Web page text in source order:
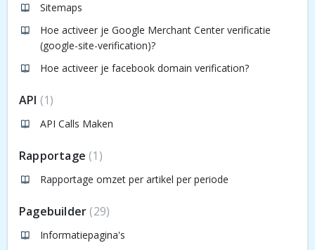
Sitemaps
Hoe activeer je Google Merchant Center verificatie
(google-site-verification)?
Hoe activeer je facebook domain verification?
API 1
API Calls Maken
Rapportage 1
Rapportage omzet per artikel per periode
Pagebuilder 29
Informatiepagina's